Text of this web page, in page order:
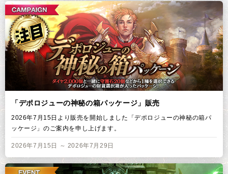
「デポロジューの神秘の箱パッケージ」販売
2026年7月15日より販売を開始しました「デポロジューの神秘の箱パ
ッケージ」のご案内を申し上げます。
2026年7月15日 ～ 2026年7月29日